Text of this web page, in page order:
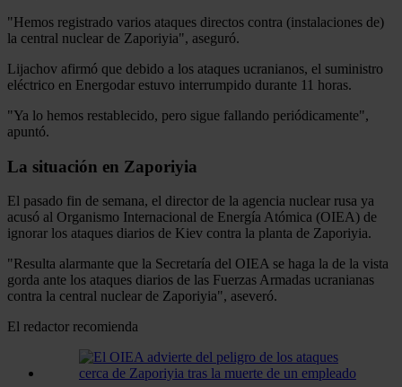
"Hemos registrado varios ataques directos contra (instalaciones de)
la central nuclear de Zaporiyia", aseguró.
Lijachov afirmó que debido a los ataques ucranianos, el suministro
eléctrico en Energodar estuvo interrumpido durante 11 horas.
"Ya lo hemos restablecido, pero sigue fallando periódicamente",
apuntó.
La situación en Zaporiyia
El pasado fin de semana, el director de la agencia nuclear rusa ya
acusó al Organismo Internacional de Energía Atómica (OIEA) de
ignorar los ataques diarios de Kiev contra la planta de Zaporiyia.
"Resulta alarmante que la Secretaría del OIEA se haga la de la vista
gorda ante los ataques diarios de las Fuerzas Armadas ucranianas
contra la central nuclear de Zaporiyia", aseveró.
El redactor recomienda